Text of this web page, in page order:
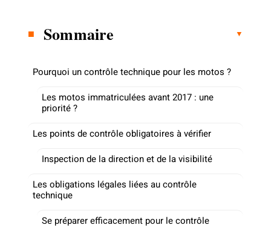
Sommaire
Pourquoi un contrôle technique pour les motos ?
Les motos immatriculées avant 2017 : une
priorité ?
Les points de contrôle obligatoires à vérifier
Inspection de la direction et de la visibilité
Les obligations légales liées au contrôle
technique
Se préparer efficacement pour le contrôle